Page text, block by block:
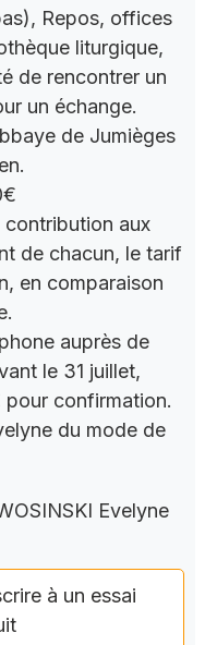
Repos, offices
liturgique,
de rencontrer un
un échange.
de Jumièges
contribution aux
de chacun, le tarif
en comparaison
auprès de
le 31 juillet,
pour confirmation.
du mode de
Evelyne
à un essai